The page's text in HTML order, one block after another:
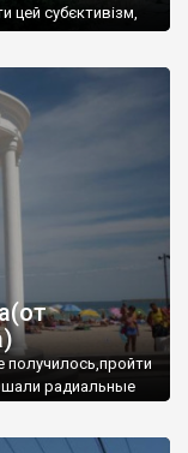
цей субєктивізм,
получилось,пройти
радиальные